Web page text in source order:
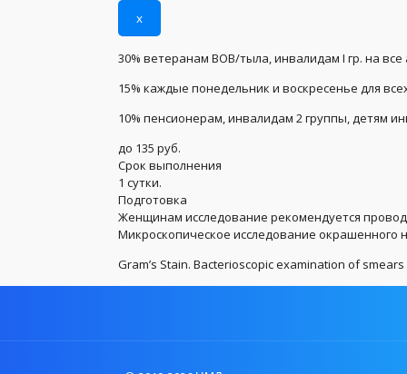
x
30% ветеранам ВОВ/тыла, инвалидам I гр. на
15% каждые понедельник и воскресенье для
10% пенсионерам, инвалидам 2 группы, детям
до 135 руб.
Срок выполнения
1 сутки.
Подготовка
Женщинам исследование рекомендуется
Микроскопическое исследование окрашенного
Gram’s Stain. Bacterioscopic examination of